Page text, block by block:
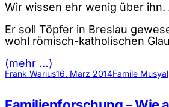
Wir wissen ehr wenig über ihn.
Er soll Töpfer in Breslau
wohl römisch-katholischen
(mehr …)
Frank Warius16. März 2014Famile Musyal